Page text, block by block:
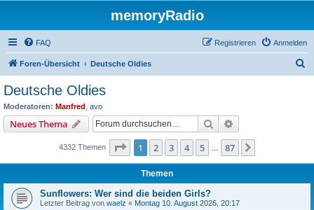
memoryRadio
FAQ Anmelden
Registrieren
Foren-Übersicht Deutsche Oldies
Deutsche Oldies
Moderatoren: Manfred avo
Neues Thema Suche
4332 Themen Seite 1von 87
1 2 3 4 5 87
Themen
Sunflowers: Wer sind die beiden Girls?
Letzter Beitrag von waelz « Montag 10. August 2026, 20:17